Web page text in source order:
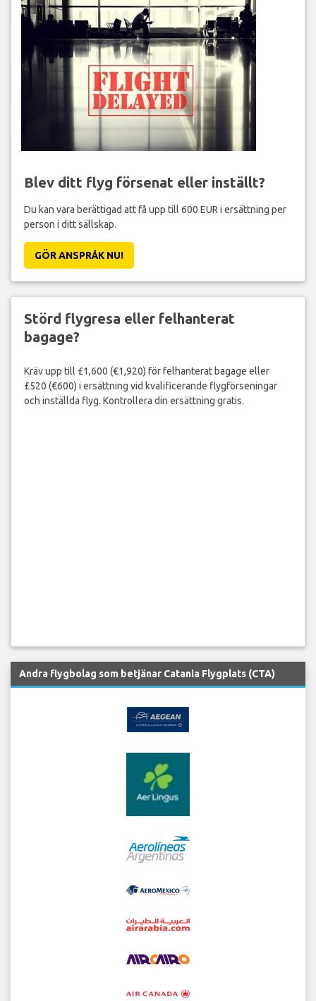
Blev ditt flyg försenat eller inställt?
Du kan vara berättigad att få upp till 600 EUR i ersättning per
person i ditt sällskap.
GÖR ANSPRÅK NU!
Störd flygresa eller felhanterat
bagage?
Kräv upp till £1,600 (€1,920) för felhanterat bagage eller
£520 (€600) i ersättning vid kvalificerande flygförseningar
och inställda flyg. Kontrollera din ersättning gratis.
Andra flygbolag som betjänar Catania Flygplats (CTA)